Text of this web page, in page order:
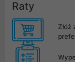
Raty